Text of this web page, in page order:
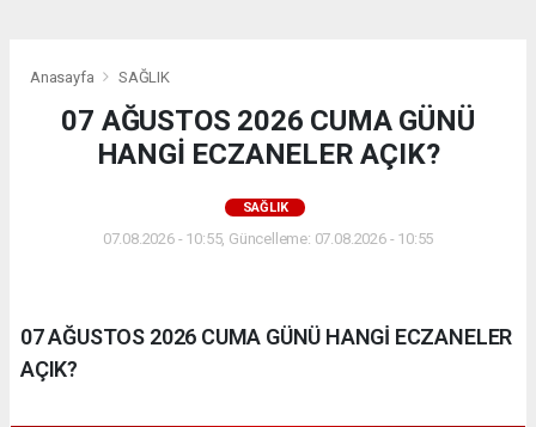
Anasayfa SAĞLIK
07 AĞUSTOS 2026 CUMA GÜNÜ
HANGİ ECZANELER AÇIK?
SAĞLIK
07.08.2026 - 10:55, Güncelleme: 07.08.2026 - 10:55
07 AĞUSTOS 2026 CUMA GÜNÜ HANGİ ECZANELER
AÇIK?